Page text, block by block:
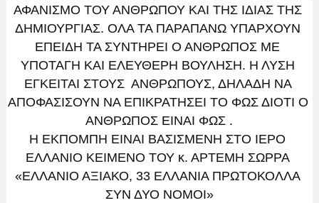
ΑΦΑΝΙΣΜΟ ΤΟΥ ΑΝΘΡΩΠΟΥ ΚΑΙ ΤΗΣ ΙΔΙΑΣ ΤΗΣ
ΔΗΜΙΟΥΡΓΙΑΣ. ΟΛΑ ΤΑ ΠΑΡΑΠΑΝΩ ΥΠΑΡΧΟΥΝ
ΕΠΕΙΔΗ ΤΑ ΣΥΝΤΗΡΕΙ Ο ΑΝΘΡΩΠΟΣ ΜΕ
ΥΠΟΤΑΓΗ ΚΑΙ ΕΛΕΥΘΕΡΗ ΒΟΥΛΗΣΗ. Η ΛΥΣΗ
ΕΓΚΕΙΤΑΙ ΣΤΟΥΣ  ΑΝΘΡΩΠΟΥΣ, ΔΗΛΑΔΗ ΝΑ
ΑΠΟΦΑΣΙΣΟΥΝ ΝΑ ΕΠΙΚΡΑΤΗΣΕΙ ΤΟ ΦΩΣ ΔΙΟΤΙ Ο
ΑΝΘΡΩΠΟΣ ΕΙΝΑΙ ΦΩΣ .
Η ΕΚΠΟΜΠΗ ΕΙΝΑΙ ΒΑΣΙΣΜΕΝΗ ΣΤΟ ΙΕΡΟ
ΕΛΛΑΝΙΟ ΚΕΙΜΕΝΟ ΤΟΥ κ. ΑΡΤΕΜΗ ΣΩΡΡΑ
«ΕΛΛΑΝΙΟ ΑΞΙΑΚΟ, 33 ΕΛΛΑΝΙΑ ΠΡΩΤΟΚΟΛΛΑ
ΣΥΝ ΔΥΟ ΝΟΜΟΙ»